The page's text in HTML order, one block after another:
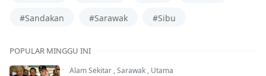
#Sandakan #Sarawak #Sibu
POPULAR MINGGU INI
Alam Sekitar,Sarawak, Utama